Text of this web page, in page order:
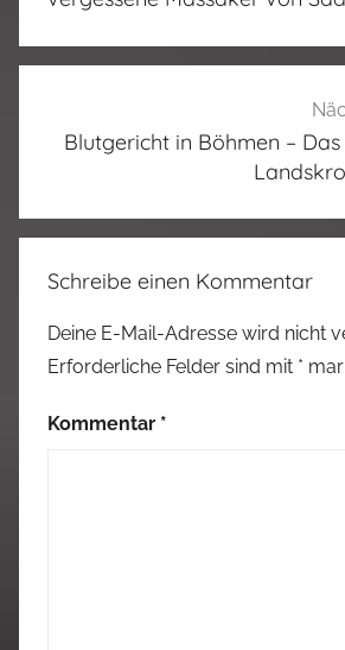
Blutgericht in Böhmen –
Schreibe einen Kommentar
Deine E-Mail-Adresse wird nicht
Erforderliche Felder sind mit *
Kommentar *